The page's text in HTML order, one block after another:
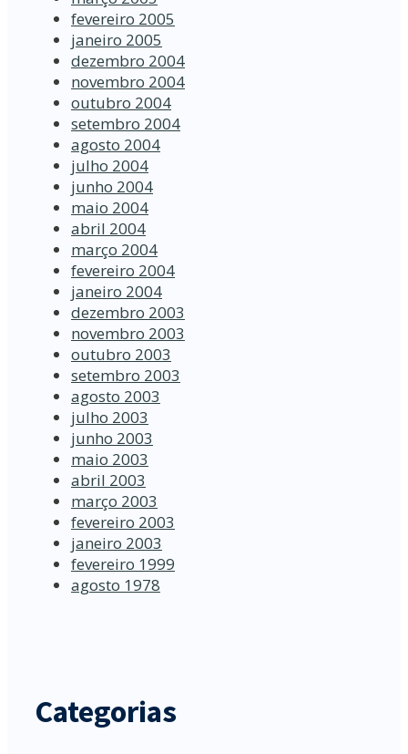
fevereiro 2005
janeiro 2005
dezembro 2004
novembro 2004
outubro 2004
setembro 2004
agosto 2004
julho 2004
junho 2004
maio 2004
abril 2004
março 2004
fevereiro 2004
janeiro 2004
dezembro 2003
novembro 2003
outubro 2003
setembro 2003
agosto 2003
julho 2003
junho 2003
maio 2003
abril 2003
março 2003
fevereiro 2003
janeiro 2003
fevereiro 1999
agosto 1978
Categorias